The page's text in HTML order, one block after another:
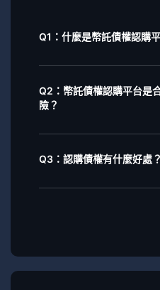
Q1：什麼是幣託債權認購
Q2：幣託債權認購平台是
險？
Q3：認購債權有什麼好處？